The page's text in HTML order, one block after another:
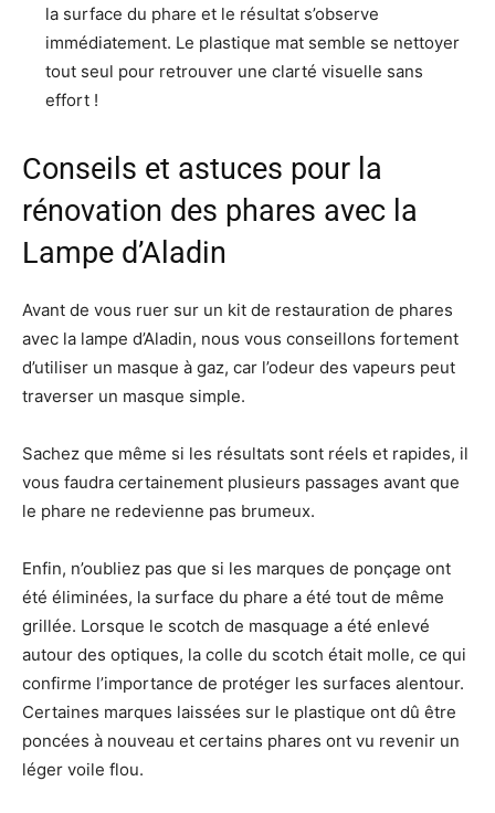
la surface du phare et le résultat s’observe
immédiatement. Le plastique mat semble se nettoyer
tout seul pour retrouver une clarté visuelle sans
effort !
Conseils et astuces pour la
rénovation des phares avec la
Lampe d’Aladin
Avant de vous ruer sur un kit de restauration de phares
avec la lampe d’Aladin, nous vous conseillons fortement
d’utiliser un masque à gaz, car l’odeur des vapeurs peut
traverser un masque simple.
Sachez que même si les résultats sont réels et rapides, il
vous faudra certainement plusieurs passages avant que
le phare ne redevienne pas brumeux.
Enfin, n’oubliez pas que si les marques de ponçage ont
été éliminées, la surface du phare a été tout de même
grillée. Lorsque le scotch de masquage a été enlevé
autour des optiques, la colle du scotch était molle, ce qui
confirme l’importance de protéger les surfaces alentour.
Certaines marques laissées sur le plastique ont dû être
poncées à nouveau et certains phares ont vu revenir un
léger voile flou.